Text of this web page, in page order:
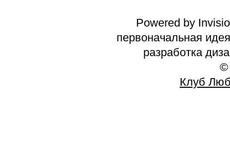
Powered by
первоначальная
разработка
©
Клуб